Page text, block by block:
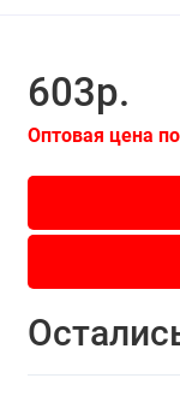
603р.
Оптовая цена